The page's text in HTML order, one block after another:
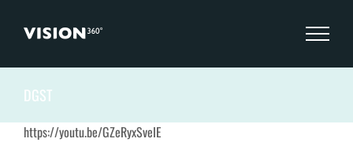
Inhalt
DGST
https://youtu.be/GZeRyxSveIE